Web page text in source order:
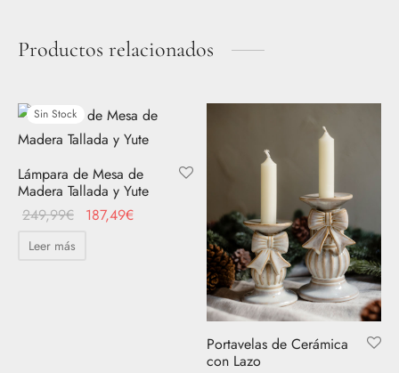
Productos relacionados
Sin Stock
Lámpara de Mesa de
Madera Tallada y Yute
249,99€
El precio
187,49€
Leer más
Portavelas de Cerámica
con Lazo